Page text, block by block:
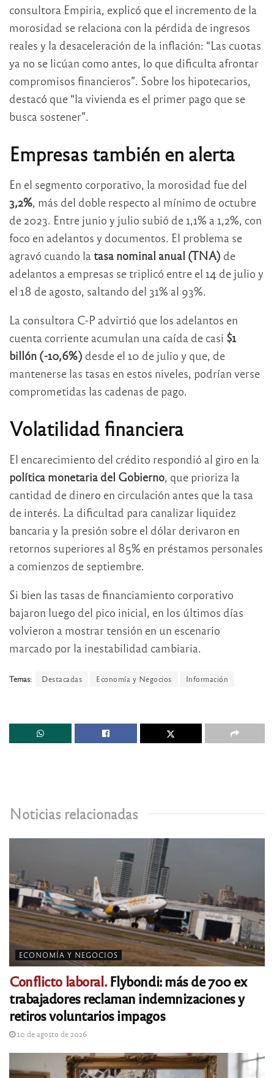
consultora Empiria, explicó que el incremento de la
morosidad se relaciona con la pérdida de ingresos
reales y la desaceleración de la inflación: “Las cuotas
ya no se licúan como antes, lo que dificulta afrontar
compromisos financieros”. Sobre los hipotecarios,
destacó que “la vivienda es el primer pago que se
busca sostener”.
Empresas también en alerta
En el segmento corporativo, la morosidad fue del
3,2%, más del doble respecto al mínimo de octubre
de 2023. Entre junio y julio subió de 1,1% a 1,2%, con
foco en adelantos y documentos. El problema se
agravó cuando la tasa nominal anual (TNA) de
adelantos a empresas se triplicó entre el 14 de julio y
el 18 de agosto, saltando del 31% al 93%.
La consultora C-P advirtió que los adelantos en
cuenta corriente acumulan una caída de casi $1
billón (-10,6%) desde el 10 de julio y que, de
mantenerse las tasas en estos niveles, podrían verse
comprometidas las cadenas de pago.
Volatilidad financiera
El encarecimiento del crédito respondió al giro en la
política monetaria del Gobierno, que prioriza la
cantidad de dinero en circulación antes que la tasa
de interés. La dificultad para canalizar liquidez
bancaria y la presión sobre el dólar derivaron en
retornos superiores al 85% en préstamos personales
a comienzos de septiembre.
Si bien las tasas de financiamiento corporativo
bajaron luego del pico inicial, en los últimos días
volvieron a mostrar tensión en un escenario
marcado por la inestabilidad cambiaria.
Temas: Destacadas Economía y Negocios Información
Noticias relacionadas
ECONOMÍA Y NEGOCIOS
Conflicto laboral.Flybondi: más de 700 ex
trabajadores reclaman indemnizaciones y
retiros voluntarios impagos
10 de agosto de 2026